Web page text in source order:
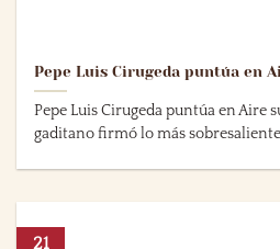
Pepe Luis Cirugeda puntúa en
Pepe Luis Cirugeda puntúa en Aire
gaditano firmó lo más sobresaliente
21